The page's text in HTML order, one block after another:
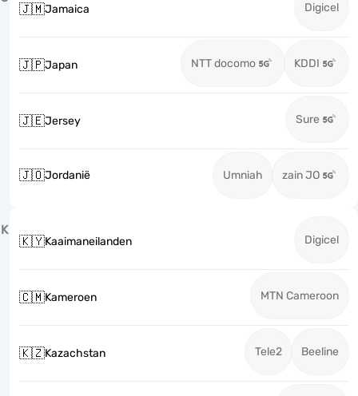
🇯🇲Jamaica Digicel
🇯🇵Japan NTT docomo KDDI
🇯🇪Jersey Sure
🇯🇴Jordanië Umniah zain JO
K
🇰🇾Kaaimaneilanden Digicel
🇨🇲Kameroen MTN Cameroon
🇰🇿Kazachstan Tele2 Beeline